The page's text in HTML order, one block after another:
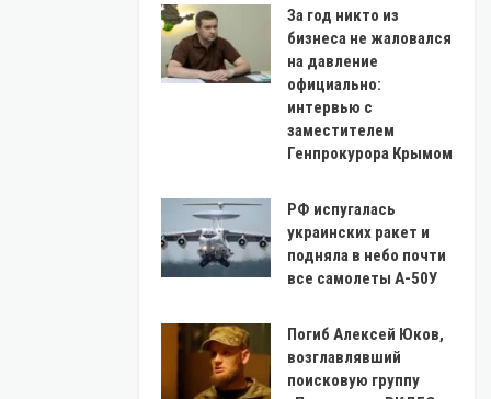
За год никто из
бизнеса не жаловался
на давление
официально:
интервью с
заместителем
Генпрокурора Крымом
РФ испугалась
украинских ракет и
подняла в небо почти
все самолеты А-50У
Погиб Алексей Юков,
возглавлявший
поисковую группу